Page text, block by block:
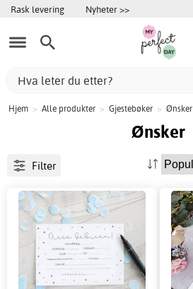
Rask levering Nyheter >>
Hjem > Alle produkter > Gjestebøker > Ønsker
Ønsker
Filter